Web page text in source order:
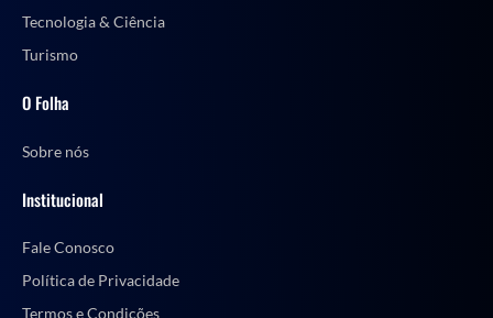
Tecnologia & Ciência
Turismo
O Folha
Sobre nós
Institucional
Fale Conosco
Política de Privacidade
Termos e Condições